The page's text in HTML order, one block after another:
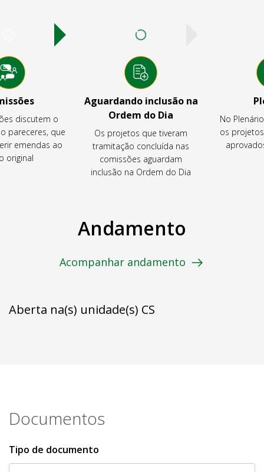
discutem o
pareceres, que
emendas ao
original
Aguardando inclusão na
Ordem do Dia
Os projetos que tiveram
tramitação concluída nas
comissões aguardam
inclusão na Ordem do Dia
No
os
Andamento
Acompanhar andamento
Aberta na(s) unidade(s) CS
Documentos
Tipo de documento